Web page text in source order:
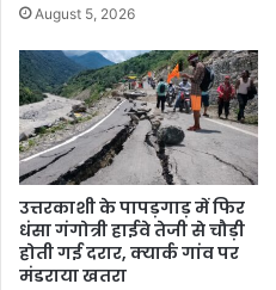
August 5, 2026
उत्तरकाशी के पापड़गाड़ में फिर
धंसा गंगोत्री हाईवे तेजी से चौड़ी
होती गई दरार, क्यार्क गांव पर
मंडराया खतरा